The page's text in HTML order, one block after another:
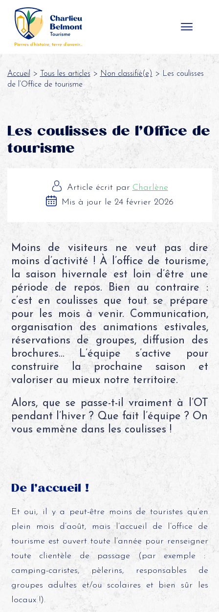
Accueil > Tous les articles > Non classifié(e) > Les coulisses
de l’Office de tourisme
Les coulisses de l’Office de
tourisme
Article écrit par Charlène
Mis à jour le 24 février 2026
Moins de visiteurs ne veut pas dire
moins d’activité ! À l’office de tourisme,
la saison hivernale est loin d’être une
période de repos. Bien au contraire :
c’est en coulisses que tout se prépare
pour les mois à venir. Communication,
organisation des animations estivales,
réservations de groupes, diffusion des
brochures… L’équipe s’active pour
construire la prochaine saison et
valoriser au mieux notre territoire.
Alors, que se passe-t-il vraiment à l’OT
pendant l’hiver ? Que fait l’équipe ? On
vous emmène dans les coulisses !
De l’accueil !
Et oui, il y a peut-être moins de touristes qu’en
plein mois d’août, mais l’accueil de l’office de
tourisme est ouvert toute l’année pour renseigner
toute clientèle de passage (par exemple :
camping-caristes, pèlerins, responsables de
groupes adultes et/ou scolaires et bien sûr les
locaux !).
Panneau de gestion des cookies